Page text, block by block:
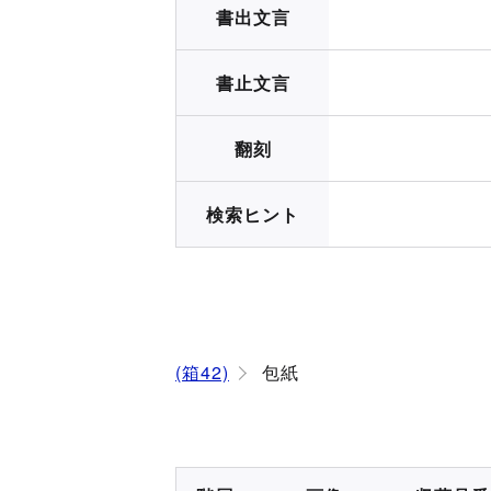
書出文言
書止文言
翻刻
検索ヒント
(箱42) 包紙